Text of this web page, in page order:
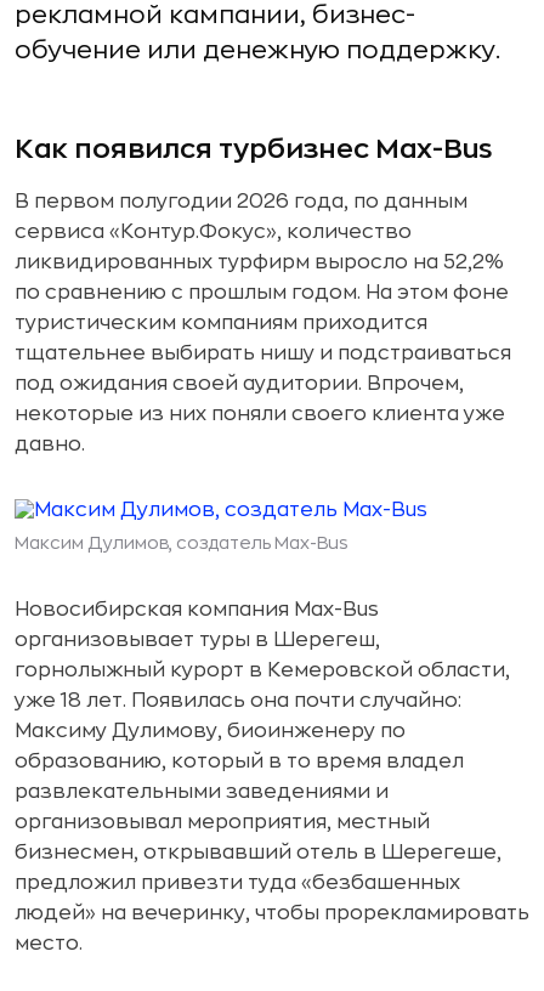
рекламной кампании, бизнес-
обучение или денежную поддержку.
Как появился турбизнес Max-Bus
В первом полугодии 2026 года, по данным
сервиса «Контур.Фокус», количество
ликвидированных турфирм выросло на 52,2%
по сравнению с прошлым годом. На этом фоне
туристическим компаниям приходится
тщательнее выбирать нишу и подстраиваться
под ожидания своей аудитории. Впрочем,
некоторые из них поняли своего клиента уже
давно.
Максим Дулимов, создатель Max-Bus
Новосибирская компания Max-Bus
организовывает туры в Шерегеш,
горнолыжный курорт в Кемеровской области,
уже 18 лет. Появилась она почти случайно:
Максиму Дулимову, биоинженеру по
образованию, который в то время владел
развлекательными заведениями и
организовывал мероприятия, местный
бизнесмен, открывавший отель в Шерегеше,
предложил привезти туда «безбашенных
людей» на вечеринку, чтобы прорекламировать
место.